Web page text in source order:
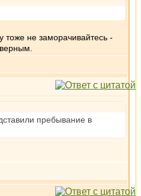
тоже не заморачивайтесь -
пребывание в